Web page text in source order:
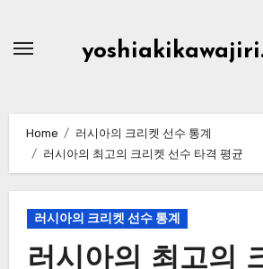
Home
러시아의 크리켓 선수 통계
러시아의 최고의 크리켓 선수 타격 평균
러시아의 크리켓 선수 통계
러시아의 최고의